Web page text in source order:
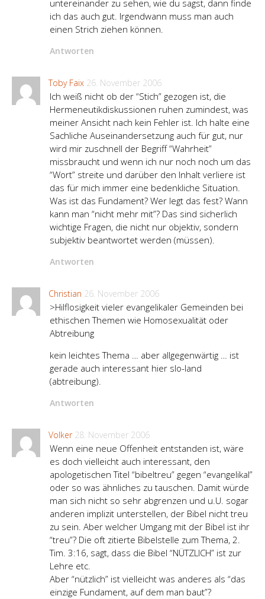
untereinander zu sehen, wie du sagst, dann finde
ich das auch gut. Irgendwann muss man auch
einen Strich ziehen können.
Antworten
Toby Faix 26. November 2006
Ich weiß nicht ob der “Stich” gezogen ist, die
Hermeneutikdiskussionen ruhen zumindest, was
meiner Ansicht nach kein Fehler ist. Ich halte eine
Sachliche Auseinandersetzung auch für gut, nur
wird mir zuschnell der Begriff “Wahrheit”
missbraucht und wenn ich nur noch noch um das
“Wort” streite und darüber den Inhalt verliere ist
das für mich immer eine bedenkliche Situation.
Was ist das Fundament? Wer legt das fest? Wann
kann man “nicht mehr mit”? Das sind sicherlich
wichtige Fragen, die nicht nur objektiv, sondern
subjektiv beantwortet werden (müssen).
Antworten
Christian 26. November 2006
>Hilflosigkeit vieler evangelikaler Gemeinden bei
ethischen Themen wie Homosexualität oder
Abtreibung
kein leichtes Thema … aber allgegenwärtig … ist
gerade auch interessant hier slo-land
(abtreibung).
Antworten
Volker 28. November 2006
Wenn eine neue Offenheit entstanden ist, wäre
es doch vielleicht auch interessant, den
apologetischen Titel “bibeltreu” gegen “evangelikal”
oder so was ähnliches zu tauschen. Damit würde
man sich nicht so sehr abgrenzen und u.U. sogar
anderen implizit unterstellen, der Bibel nicht treu
zu sein. Aber welcher Umgang mit der Bibel ist ihr
“treu”? Die oft zitierte Bibelstelle zum Thema, 2.
Tim. 3:16, sagt, dass die Bibel “NÜTZLICH” ist zur
Lehre etc.
Aber “nützlich” ist vielleicht was anderes als “das
einzige Fundament, auf dem man baut”?